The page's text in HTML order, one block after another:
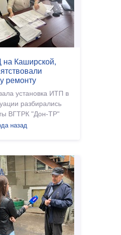
Каширской,
ремонту
установка ИТП в
разбирались
ВГТРК "Дон-ТР"
назад